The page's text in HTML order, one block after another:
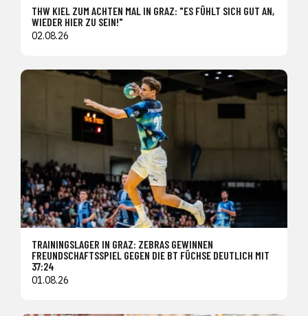
THW KIEL ZUM ACHTEN MAL IN GRAZ: "ES FÜHLT SICH GUT AN,
WIEDER HIER ZU SEIN!"
02.08.26
TRAININGSLAGER IN GRAZ: ZEBRAS GEWINNEN
FREUNDSCHAFTSSPIEL GEGEN DIE BT FÜCHSE DEUTLICH MIT
37:24
01.08.26